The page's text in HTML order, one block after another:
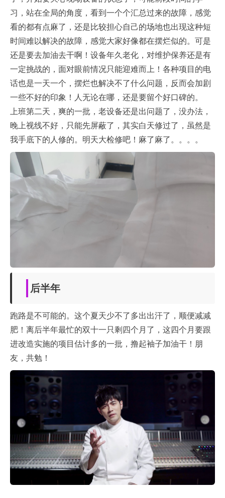
习，站在全局的角度，看到一个个汇总过来的故障，感觉
看的都有点麻了，还是比较担心自己的场地也出现这种短
时间难以解决的故障，感觉大家好像都在摆烂似的。可是
还是要去加油去干啊！设备年久老化，对维护保养还是有
一定挑战的，面对眼前情况只能迎难而上！各种项目的电
话也是一天一个，摆烂也解决不了什么问题，反而会加剧
一些不好的印象！人无论在哪，还是要留个好口碑的。
上班第二天，爽的一批，老设备还是出问题了，没办法，
晚上视线不好，只能先屏蔽了，其实白天修过了，虽然是
我手底下的人修的。明天大检修吧！麻了麻了。。。。
后半年
跑路是不可能的。这个夏天少不了多出出汗了，顺便减减
肥！离后半年最忙的双十一只剩四个月了，这四个月要跟
进改造实施的项目估计多的一批，撸起袖子加油干！朋
友，共勉！